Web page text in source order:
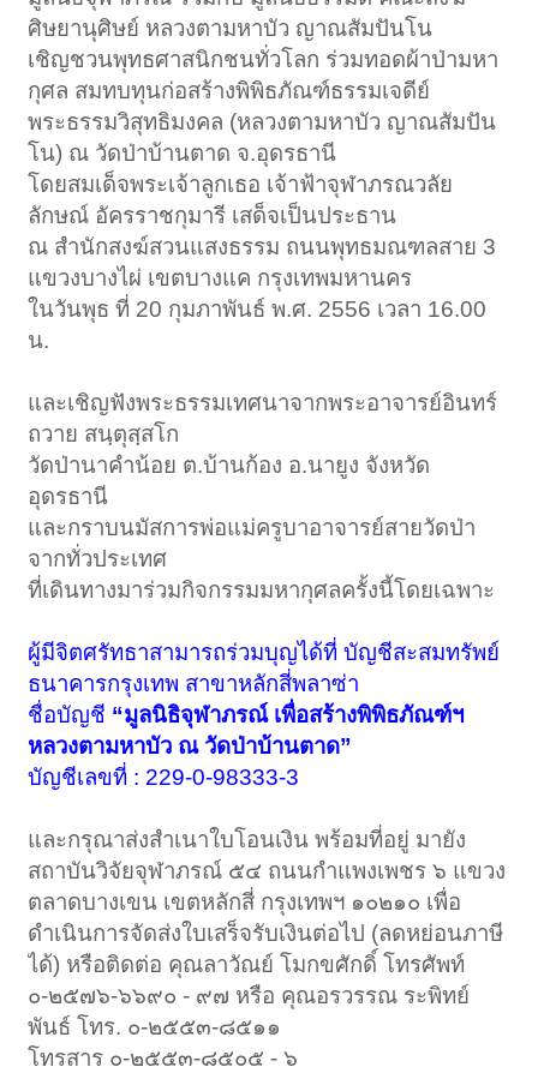
ศิษยานุศิษย์ หลวงตามหาบัว ญาณสัมปันโน
เชิญชวนพุทธศาสนิกชนทั่วโลก ร่วมทอดผ้าป่ามหา
กุศล สมทบทุนก่อสร้างพิพิธภัณฑ์ธรรมเจดีย์
พระธรรมวิสุทธิมงคล (หลวงตามหาบัว ญาณสัมปัน
โน) ณ วัดป่าบ้านตาด จ.อุดรธานี
โดยสมเด็จพระเจ้าลูกเธอ เจ้าฟ้าจุฬาภรณวลัย
ลักษณ์ อัครราชกุมารี เสด็จเป็นประธาน
ณ สำนักสงฆ์สวนแสงธรรม ถนนพุทธมณฑลสาย 3
แขวงบางไผ่ เขตบางแค กรุงเทพมหานคร
ในวันพุธ ที่ 20 กุมภาพันธ์ พ.ศ. 2556 เวลา 16.00
น.
และเชิญฟังพระธรรมเทศนาจากพระอาจารย์อินทร์
ถวาย สนฺตุสฺสโก
วัดป่านาคำน้อย ต.บ้านก้อง อ.นายูง จังหวัด
อุดรธานี
และกราบนมัสการพ่อแม่ครูบาอาจารย์สายวัดป่า
จากทั่วประเทศ
ที่เดินทางมาร่วมกิจกรรมมหากุศลครั้งนี้โดยเฉพาะ
ผู้มีจิตศรัทธาสามารถร่วมบุญได้ที่ บัญชีสะสมทรัพย์
ธนาคารกรุงเทพ สาขาหลักสี่พลาซ่า
ชื่อบัญชี “มูลนิธิจุฬาภรณ์ เพื่อสร้างพิพิธภัณฑ์ฯ
หลวงตามหาบัว ณ วัดป่าบ้านตาด”
บัญชีเลขที่ : 229-0-98333-3
และกรุณาส่งสำเนาใบโอนเงิน พร้อมที่อยู่ มายัง
สถาบันวิจัยจุฬาภรณ์ ๕๔ ถนนกำแพงเพชร ๖ แขวง
ตลาดบางเขน เขตหลักสี่ กรุงเทพฯ ๑๐๒๑๐ เพื่อ
ดำเนินการจัดส่งใบเสร็จรับเงินต่อไป (ลดหย่อนภาษี
ได้) หรือติดต่อ คุณลาวัณย์ โมกขศักดิ์ โทรศัพท์
๐-๒๕๗๖-๖๖๙๐ - ๙๗ หรือ คุณอรวรรณ ระพิทย์
พันธ์ โทร. ๐-๒๕๕๓-๘๕๑๑
โทรสาร ๐-๒๕๕๓-๘๕๐๕ - ๖